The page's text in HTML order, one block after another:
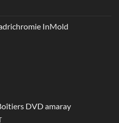
InMold
DVD amaray